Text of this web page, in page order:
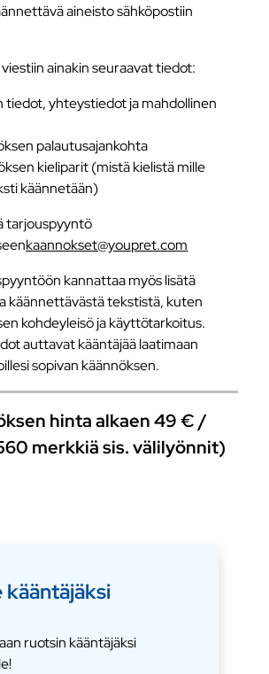
aineisto sähköpostiin
ainakin seuraavat tiedot:
tiedot, yhteystiedot ja mahdollinen
palautusajankohta
kieliparit (mistä kielistä mille
käännetään)
tarjouspyyntö
kaannokset@youpret.com
kannattaa myös lisätä
käännettävästä tekstistä, kuten
kohdeyleisö ja käyttötarkoitus.
auttavat kääntäjää laatimaan
sopivan käännöksen.
hinta alkaen 49 € /
merkkiä sis. välilyönnit)
kääntäjäksi
ruotsin kääntäjäksi